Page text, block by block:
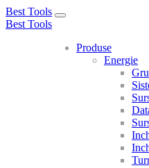
Best Tools
Toggle
Best Tools
Produse
Energie